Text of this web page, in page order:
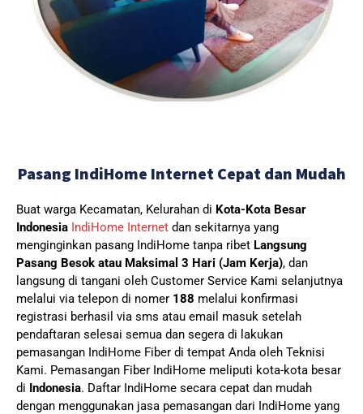
Pasang IndiHome Internet Cepat dan Mudah
Buat warga Kecamatan, Kelurahan di Kota-Kota Besar
Indonesia IndiHome Internet dan sekitarnya yang
menginginkan pasang IndiHome tanpa ribet Langsung
Pasang Besok atau Maksimal 3 Hari (Jam Kerja), dan
langsung di tangani oleh Customer Service Kami selanjutnya
melalui via telepon di nomer 188 melalui konfirmasi
registrasi berhasil via sms atau email masuk setelah
pendaftaran selesai semua dan segera di lakukan
pemasangan IndiHome Fiber di tempat Anda oleh Teknisi
Kami. Pemasangan Fiber IndiHome meliputi kota-kota besar
di Indonesia. Daftar IndiHome secara cepat dan mudah
dengan menggunakan jasa pemasangan dari IndiHome yang